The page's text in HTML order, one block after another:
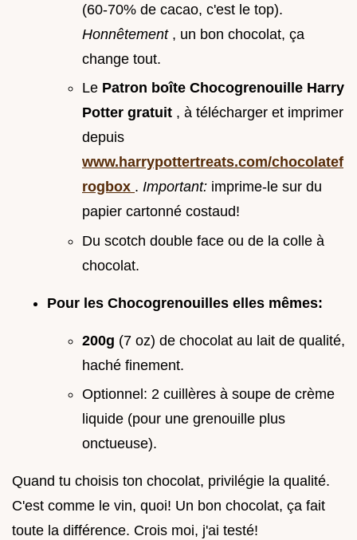
(60-70% de cacao, c'est le top).
Honnêtement , un bon chocolat, ça
change tout.
Le Patron boîte Chocogrenouille Harry
Potter gratuit , à télécharger et imprimer
depuis
www.harrypottertreats.com/chocolatef
rogbox . Important: imprime-le sur du
papier cartonné costaud!
Du scotch double face ou de la colle à
chocolat.
Pour les Chocogrenouilles elles mêmes:
200g (7 oz) de chocolat au lait de qualité,
haché finement.
Optionnel: 2 cuillères à soupe de crème
liquide (pour une grenouille plus
onctueuse).
Quand tu choisis ton chocolat, privilégie la qualité.
C'est comme le vin, quoi! Un bon chocolat, ça fait
toute la différence. Crois moi, j'ai testé!